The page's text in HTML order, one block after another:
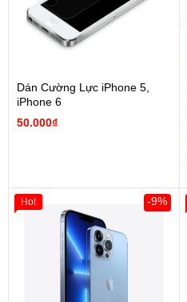
Dán Cường Lực iPhone 5,
iPhone 6
50.000₫
-9%
Hot